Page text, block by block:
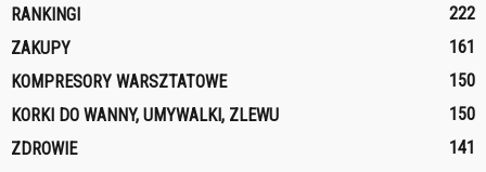
RANKINGI
222
ZAKUPY
161
KOMPRESORY WARSZTATOWE
150
KORKI DO WANNY, UMYWALKI, ZLEWU
150
ZDROWIE
141